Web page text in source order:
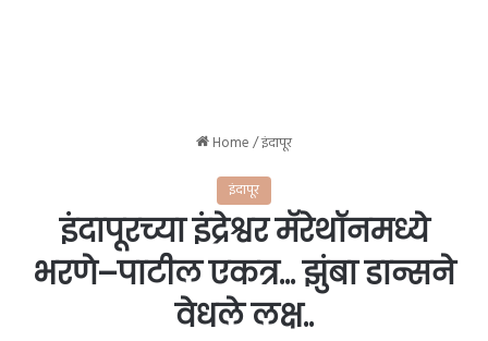
Home/इंदापूर
इंदापूर
इंदापूरच्या इंद्रेश्वर मॅरेथॉनमध्ये
भरणे–पाटील एकत्र… झुंबा डान्सने
वेधले लक्ष..